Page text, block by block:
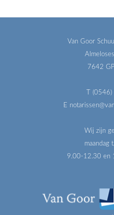
Van Goor
7642
T
E
Wij zijn
maandag
9.00-12.30 en